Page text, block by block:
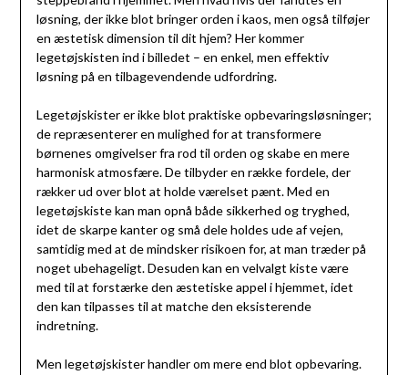
løsning, der ikke blot bringer orden i kaos, men også tilføjer
en æstetisk dimension til dit hjem? Her kommer
legetøjskisten ind i billedet – en enkel, men effektiv
løsning på en tilbagevendende udfordring.
Legetøjskister er ikke blot praktiske opbevaringsløsninger;
de repræsenterer en mulighed for at transformere
børnenes omgivelser fra rod til orden og skabe en mere
harmonisk atmosfære. De tilbyder en række fordele, der
rækker ud over blot at holde værelset pænt. Med en
legetøjskiste kan man opnå både sikkerhed og tryghed,
idet de skarpe kanter og små dele holdes ude af vejen,
samtidig med at de mindsker risikoen for, at man træder på
noget ubehageligt. Desuden kan en velvalgt kiste være
med til at forstærke den æstetiske appel i hjemmet, idet
den kan tilpasses til at matche den eksisterende
indretning.
Men legetøjskister handler om mere end blot opbevaring.